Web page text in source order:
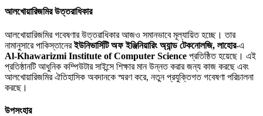
আলখোয়ারিজমির উত্তরাধিকার
আলখোয়ারিজমির গবেষণার উত্তরাধিকার আজও সমানভাবে মূল্যায়িত হচ্ছে। তার
নামানুসারে পাকিস্তানেরইউনিভার্সিটি অফ ইঞ্জিনিয়ারিং অ্যান্ড টেকনোলজি, লাহোর-এ
Al-Khawarizmi Institute of Computer Science প্রতিষ্ঠিত হয়েছে। এই
প্রতিষ্ঠানটি আধুনিক কম্পিউটার সাইন্সে শিক্ষার মান উন্নত করার জন্য কাজ করছে এবং
আলখোয়ারিজমির ঐতিহাসিক অবদানকে স্মরণ করে, নতুন প্রযুক্তিগত গবেষণা পরিচালনা
করছে।
উপসংহার